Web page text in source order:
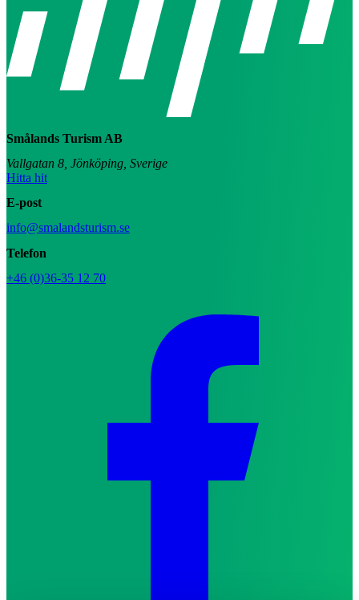
Smålands Turism AB
Vallgatan 8, Jönköping, Sverige
Hitta hit
E-post
info@smalandsturism.se
Telefon
+46 (0)36-35 12 70